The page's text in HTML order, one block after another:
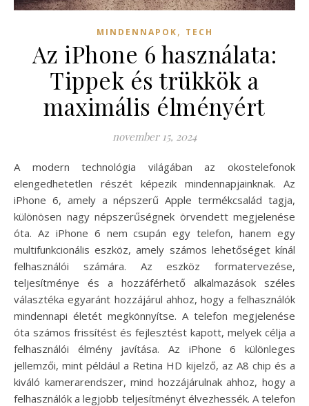
MINDENNAPOK, TECH
Az iPhone 6 használata:
Tippek és trükkök a
maximális élményért
november 15, 2024
A modern technológia világában az okostelefonok
elengedhetetlen részét képezik mindennapjainknak. Az
iPhone 6, amely a népszerű Apple termékcsalád tagja,
különösen nagy népszerűségnek örvendett megjelenése
óta. Az iPhone 6 nem csupán egy telefon, hanem egy
multifunkcionális eszköz, amely számos lehetőséget kínál
felhasználói számára. Az eszköz formatervezése,
teljesítménye és a hozzáférhető alkalmazások széles
választéka egyaránt hozzájárul ahhoz, hogy a felhasználók
mindennapi életét megkönnyítse. A telefon megjelenése
óta számos frissítést és fejlesztést kapott, melyek célja a
felhasználói élmény javítása. Az iPhone 6 különleges
jellemzői, mint például a Retina HD kijelző, az A8 chip és a
kiváló kamerarendszer, mind hozzájárulnak ahhoz, hogy a
felhasználók a legjobb teljesítményt élvezhessék. A telefon